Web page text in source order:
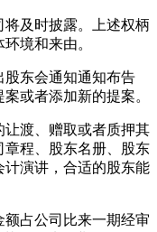
及时披露。上述权柄
境和来由。
东会通知通知布告
或者添加新的提案。
渡、赠取或者质押其
章程、股东名册、股东
演讲，合适的股东能
占公司比来一期经审